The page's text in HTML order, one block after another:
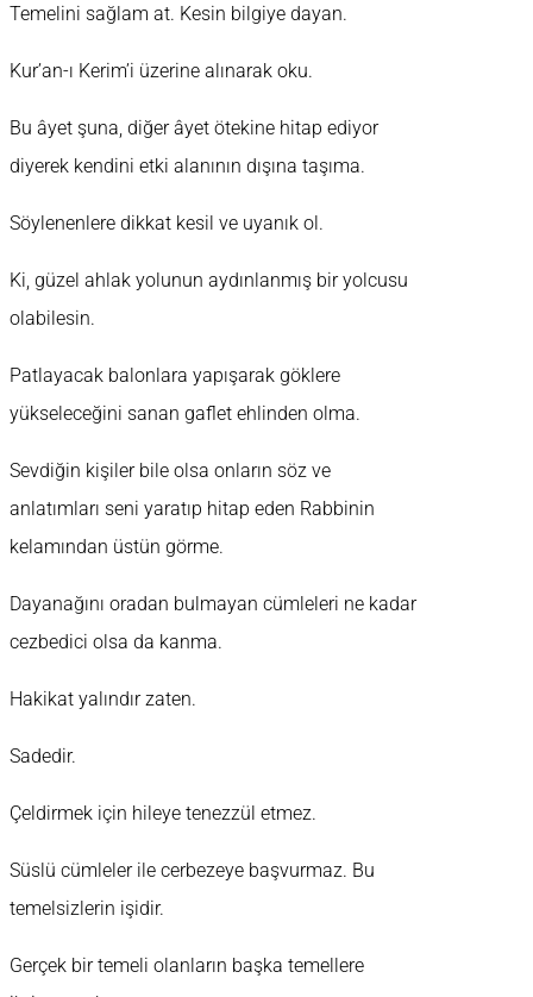
Temelini sağlam at. Kesin bilgiye dayan.
Kur’an-ı Kerim’i üzerine alınarak oku.
Bu âyet şuna, diğer âyet ötekine hitap ediyor
diyerek kendini etki alanının dışına taşıma.
Söylenenlere dikkat kesil ve uyanık ol.
Ki, güzel ahlak yolunun aydınlanmış bir yolcusu
olabilesin.
Patlayacak balonlara yapışarak göklere
yükseleceğini sanan gaflet ehlinden olma.
Sevdiğin kişiler bile olsa onların söz ve
anlatımları seni yaratıp hitap eden Rabbinin
kelamından üstün görme.
Dayanağını oradan bulmayan cümleleri ne kadar
cezbedici olsa da kanma.
Hakikat yalındır zaten.
Sadedir.
Çeldirmek için hileye tenezzül etmez.
Süslü cümleler ile cerbezeye başvurmaz. Bu
temelsizlerin işidir.
Gerçek bir temeli olanların başka temellere